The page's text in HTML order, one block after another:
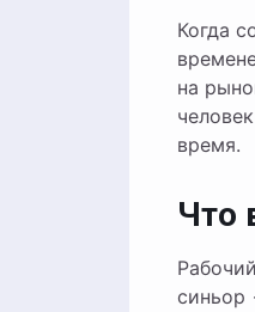
Когда сотрудник не видит перспективы роста, даже высокая текущая мотивация со
на
время.
Что
синьор